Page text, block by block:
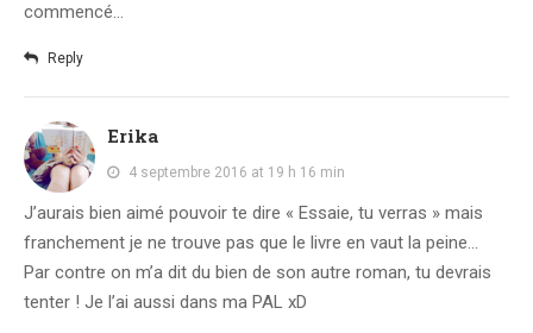
commencé…
Reply
Erika
4 septembre 2016 at 19 h 16 min
J’aurais bien aimé pouvoir te dire « Essaie, tu verras » mais
franchement je ne trouve pas que le livre en vaut la peine…
Par contre on m’a dit du bien de son autre roman, tu devrais
tenter ! Je l’ai aussi dans ma PAL xD